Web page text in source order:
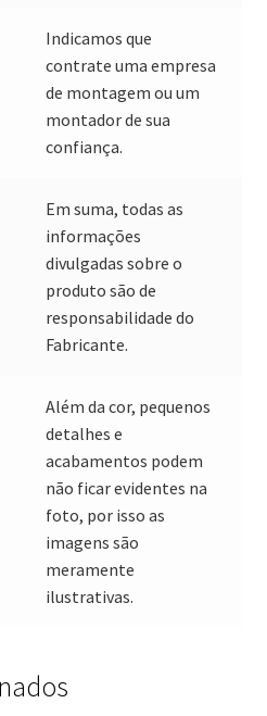
Indicamos que
contrate uma empresa
de montagem ou um
montador de sua
confiança.
Em suma, todas as
informações
divulgadas sobre o
produto são de
responsabilidade do
Fabricante.
Além da cor, pequenos
detalhes e
acabamentos podem
não ficar evidentes na
foto, por isso as
imagens são
meramente
ilustrativas.